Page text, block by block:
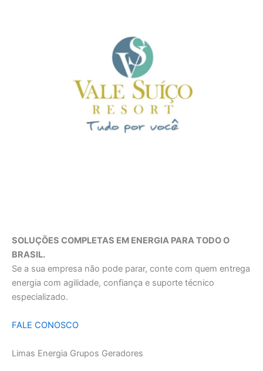
SOLUÇÕES COMPLETAS EM ENERGIA PARA TODO O
BRASIL.
Se a sua empresa não pode parar, conte com quem entrega
energia com agilidade, confiança e suporte técnico
especializado.
FALE CONOSCO
Limas Energia Grupos Geradores